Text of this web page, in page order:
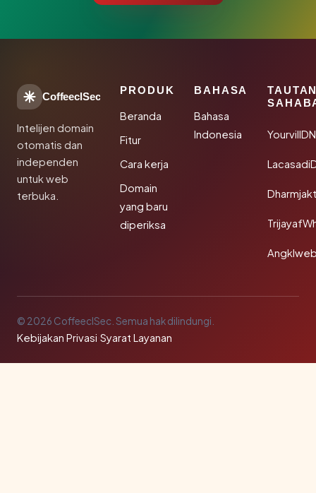
CoffeeclSec
Intelijen domain
otomatis dan
independen
untuk web
terbuka.
PRODUK
Beranda
Fitur
Cara kerja
Domain
yang baru
diperiksa
BAHASA
Bahasa
Indonesia
© 2026 CoffeeclSec. Semua hak dilindungi.
Kebijakan Privasi·Syarat Layanan